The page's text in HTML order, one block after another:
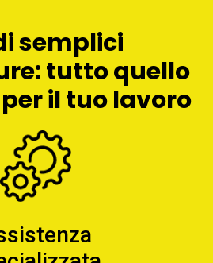
semplici
tutto quello
il tuo lavoro